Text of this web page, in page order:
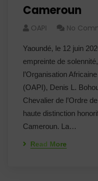
Cameroun
OAPI No
Yaoundé, le 12 juin
empreinte de
l’Organisation
(OAPI), Denis L.
Chevalier de l’Ordre
haute distinction
Cameroun. La…
Read More